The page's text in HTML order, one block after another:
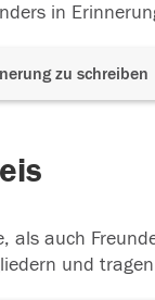
in
zu schreiben
als auch
und